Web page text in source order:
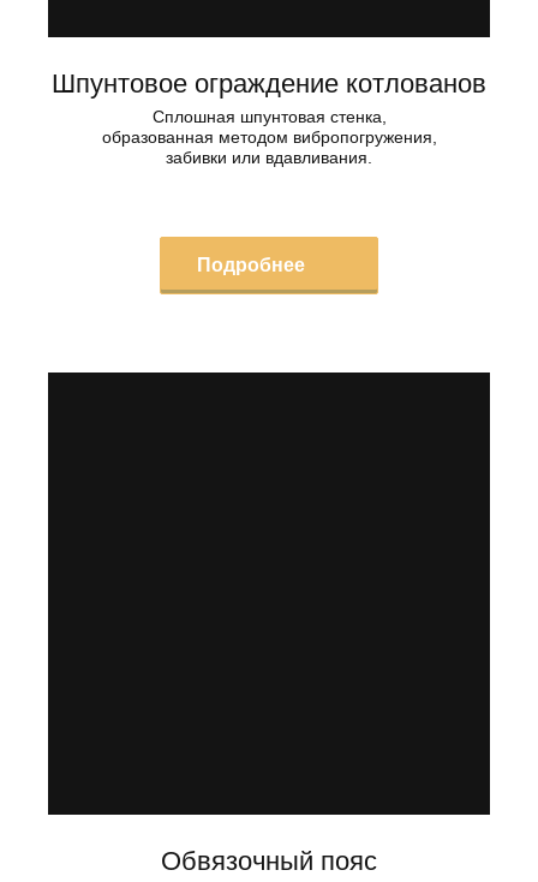
Шпунтовое ограждение котлованов
Сплошная шпунтовая стенка,
образованная методом вибропогружения,
забивки или вдавливания.
Подробнее
Обвязочный пояс